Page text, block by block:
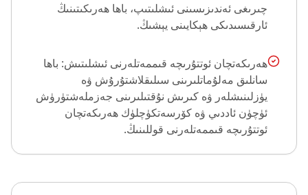
چىرىغى ئەندىزىسىنى ئىشلىتىپ، باھا ھەرىكىتىنىڭ
ئارقىسىدىكى ھېكايىنى يېشىڭ.
ھەرىكەتچان ئوتتۇرىچە قىممەتلەرنى ئىشلىتىش: باھا
سانلىق مەلۇماتلىرىنى سىلىقلاشتۇرۇش ۋە
يۈزلىنىشلەر ۋە كىرىش نۇقتىلىرىنى جەزملەشتۈرۈش
ئۈچۈن ئاددىي ۋە كۆرسەتكۈچلۈك ھەرىكەتچان
ئوتتۇرىچە قىممەتلەرنى قوللىنىڭ.